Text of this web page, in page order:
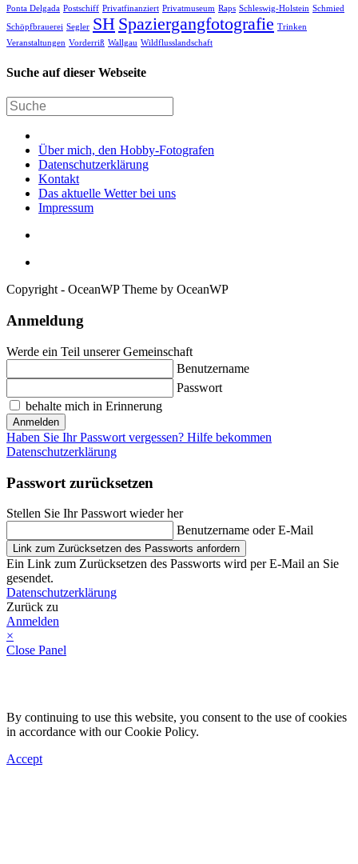
Ponta Delgada Postschiff Privatfinanziert Privatmuseum Raps Schleswig-Holstein Schmied
Schöpfbrauerei Segler SH Spaziergangfotografie Trinken
Veranstaltungen Vorderriß Wallgau Wildflusslandschaft
Suche auf dieser Webseite
Über mich, den Hobby-Fotografen
Datenschutzerklärung
Kontakt
Das aktuelle Wetter bei uns
Impressum
Copyright - OceanWP Theme by OceanWP
Anmeldung
Werde ein Teil unserer Gemeinschaft
Benutzername
Passwort
behalte mich in Erinnerung
Anmelden
Haben Sie Ihr Passwort vergessen? Hilfe bekommen
Datenschutzerklärung
Passwort zurücksetzen
Stellen Sie Ihr Passwort wieder her
Benutzername oder E-Mail
Link zum Zurücksetzen des Passworts anfordern
Ein Link zum Zurücksetzen des Passworts wird per E-Mail an Sie
gesendet.
Datenschutzerklärung
Zurück zu
Anmelden
×
Close Panel
By continuing to use this website, you consent to the use of cookies
in accordance with our Cookie Policy.
Accept